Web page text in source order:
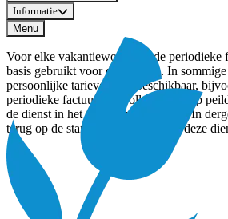
Informatie
Menu
Voor elke vakantiewoning is de periodieke
basis gebruikt voor de tarieven. In
persoonlijke tarieven niet beschikbaar,
periodieke factuur niet volledig was op
de dienst in het verleden niet afnam. In
terug op de standaardtarieven voor deze